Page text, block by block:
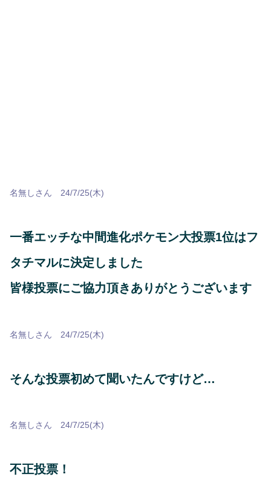
名無しさん 24/7/25(木)
一番エッチな中間進化ポケモン大投票1位はフ
タチマルに決定しました
皆様投票にご協力頂きありがとうございます
名無しさん 24/7/25(木)
そんな投票初めて聞いたんですけど…
名無しさん 24/7/25(木)
不正投票！